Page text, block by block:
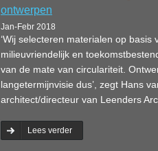
ontwerpen
Jan-Febr 2018
‘Wij selecteren materialen op basis
milieuvriendelijk en
van de mate van circulariteit.
langetermijnvisie dus’, zegt Hans
architect/directeur van Leenders
Lees verder